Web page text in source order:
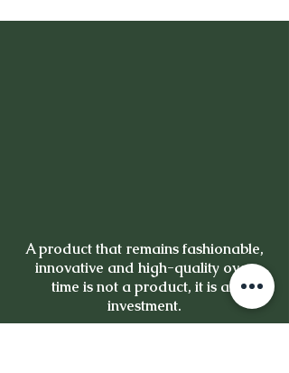
A product that remains fashionable,
innovative and high-quality over
time is not a product, it is an
investment.